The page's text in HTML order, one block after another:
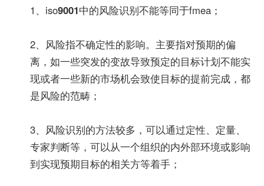
1、iso9001中的风险识别不能等同于fmea；
2、风险指不确定性的影响。主要指对预期的偏
离，如一些突发的变故导致预定的目标计划不能实
现或者一些新的市场机会致使目标的提前完成，都
是风险的范畴；
3、风险识别的方法较多，可以通过定性、定量、
专家判断等，可以从一个组织的内外部环境或影响
到实现预期目标的相关方等着手；